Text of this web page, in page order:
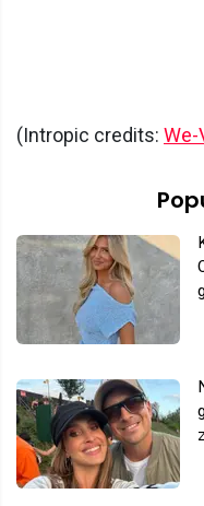
(Intropic credits: We-